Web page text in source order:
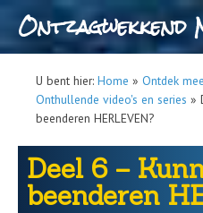
Ontzagwekkend
U bent hier: Home » Ontdek
Onthullende video's en series »
beenderen HERLEVEN?
Deel 6 –
beenderen